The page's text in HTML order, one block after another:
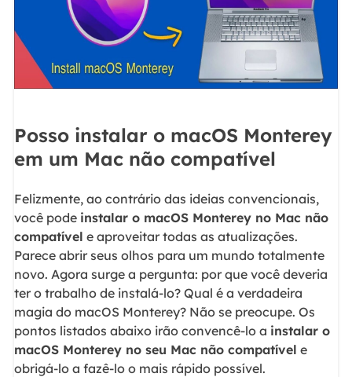
Posso instalar o macOS Monterey
em um Mac não compatível
Felizmente, ao contrário das ideias convencionais,
você pode instalar o macOS Monterey no Mac não
compatível e aproveitar todas as atualizações.
Parece abrir seus olhos para um mundo totalmente
novo. Agora surge a pergunta: por que você deveria
ter o trabalho de instalá-lo? Qual é a verdadeira
magia do macOS Monterey? Não se preocupe. Os
pontos listados abaixo irão convencê-lo a instalar o
macOS Monterey no seu Mac não compatível e
obrigá-lo a fazê-lo o mais rápido possível.